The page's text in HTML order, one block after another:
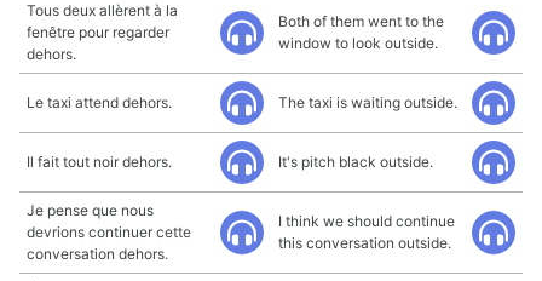
Tous deux allèrent à la
fenêtre pour regarder
dehors.
Both of them went to the
window to look outside.
Le taxi attend dehors. The taxi is waiting outside.
Il fait tout noir dehors. It's pitch black outside.
Je pense que nous
devrions continuer cette
conversation dehors.
I think we should continue
this conversation outside.